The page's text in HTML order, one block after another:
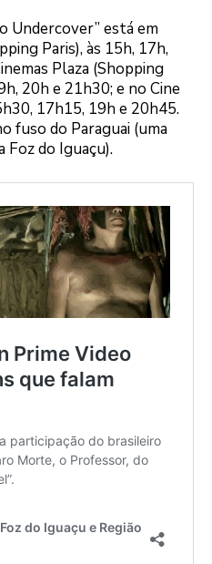
Undercover” está em
Paris), às 15h, 17h,
Plaza (Shopping
20h e 21h30; e no Cine
17h15, 19h e 20h45.
fuso do Paraguai (uma
Foz do Iguaçu).